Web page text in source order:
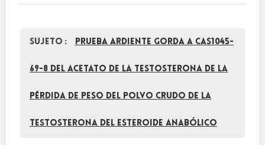
Sujeto : Prueba ardiente gorda A CAS1045-
69-8 del acetato de la testosterona de la
pérdida de peso del polvo crudo de la
testosterona del esteroide anabólico